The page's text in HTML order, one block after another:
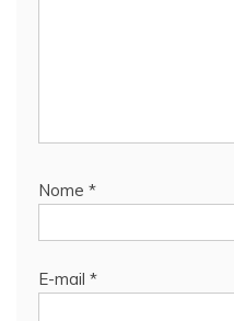
Nome *
E-mail *